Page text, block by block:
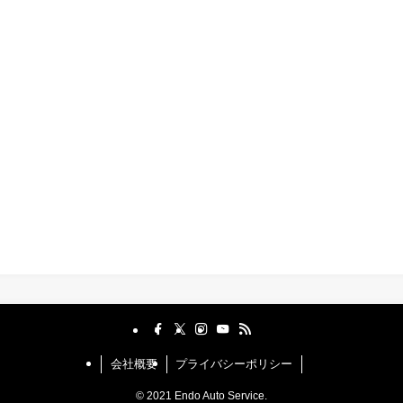
会社概要 プライバシーポリシー
© 2021 Endo Auto Service.